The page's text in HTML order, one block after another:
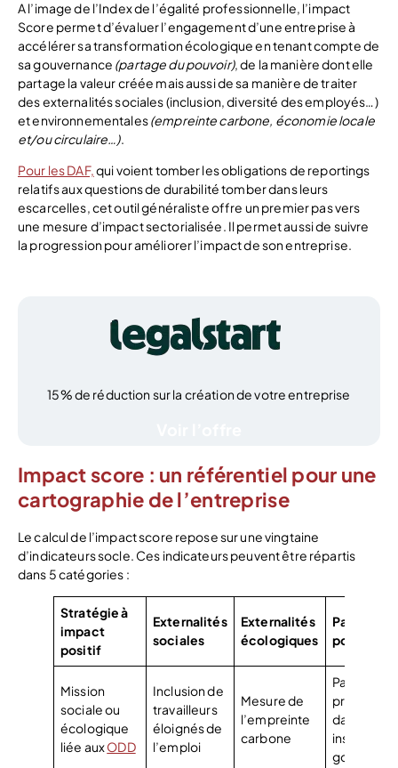
A l’image de l’Index de l’égalité professionnelle, l’impact
Score permet d’évaluer l’engagement d’une entreprise à
accélérer sa transformation écologique en tenant compte de
sa gouvernance (partage du pouvoir), de la manière dont elle
partage la valeur créée mais aussi de sa manière de traiter
des externalités sociales (inclusion, diversité des employés…)
et environnementales(empreinte carbone, économie locale
et/ou circulaire…).
Pour les DAF,qui voient tomber les obligations de reportings
relatifs aux questions de durabilité tomber dans leurs
escarcelles, cet outil généraliste offre un premier pas vers
une mesure d’impact sectorialisée. Il permet aussi de suivre
la progression pour améliorer l’impact de son entreprise.
15% de réduction sur la création de votre entreprise
Impact score : un référentiel pour une
cartographie de l’entreprise
Le calcul de l’impact score repose sur une vingtaine
d’indicateurs socle. Ces indicateurs peuvent être répartis
dans 5 catégories :
Stratégie à
impact
positif
Externalités
sociales
Externalités
écologiques
Partage du
pouvoir
Mission
sociale ou
écologique
liée auxODD
Inclusion de
travailleurs
éloignés de
l’emploi
Mesure de
l’empreinte
carbone
Parties
prenantes
dans les
instances